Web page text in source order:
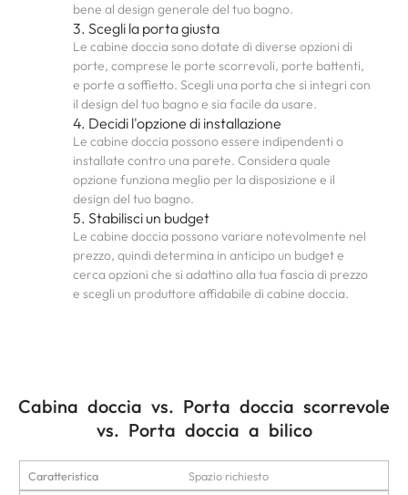
bene al design generale del tuo bagno.
3. Scegli la porta giusta
Le cabine doccia sono dotate di diverse opzioni di
porte, comprese le porte scorrevoli, porte battenti,
e porte a soffietto. Scegli una porta che si integri con
il design del tuo bagno e sia facile da usare.
4. Decidi l'opzione di installazione
Le cabine doccia possono essere indipendenti o
installate contro una parete. Considera quale
opzione funziona meglio per la disposizione e il
design del tuo bagno.
5. Stabilisci un budget
Le cabine doccia possono variare notevolmente nel
prezzo, quindi determina in anticipo un budget e
cerca opzioni che si adattino alla tua fascia di prezzo
e scegli un produttore affidabile di cabine doccia.
Cabina doccia vs. Porta doccia scorrevole
vs. Porta doccia a bilico
Caratteristica Spazio richiesto